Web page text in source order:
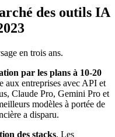
des outils IA
en trois ans.
par les plans à 10-20
aux entreprises avec API et
Claude Pro, Gemini Pro et
modèles à portée de
a disparu.
des stacks. Les